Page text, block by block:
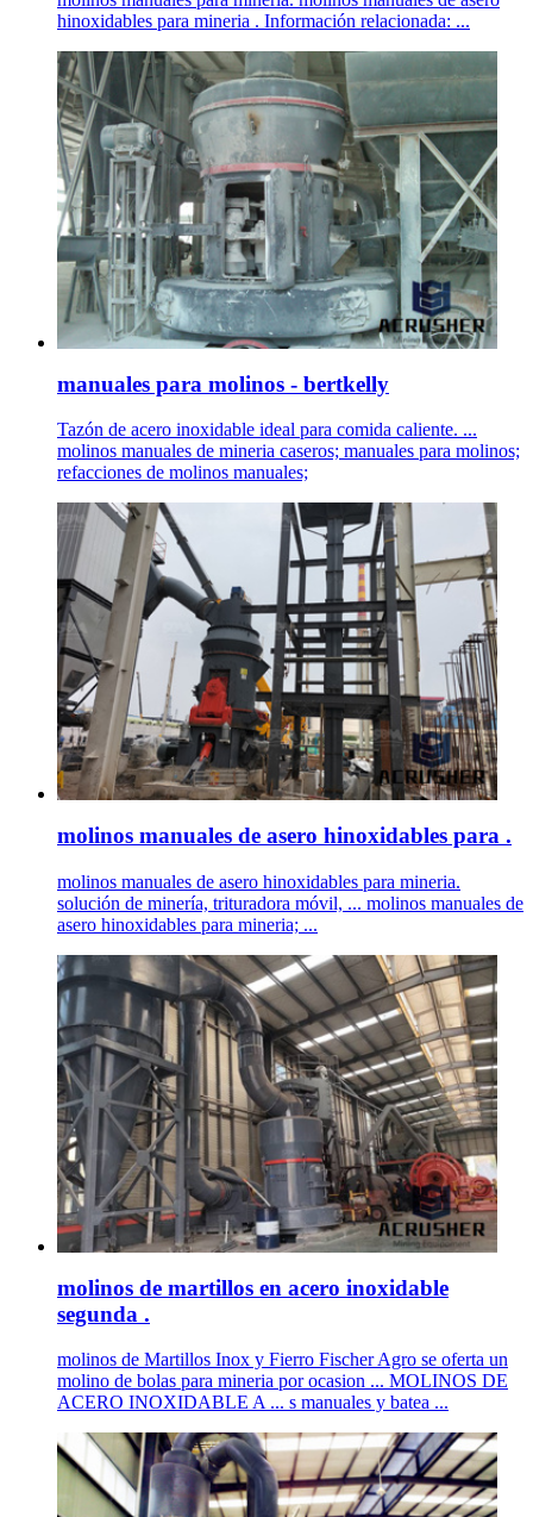
hinoxidables para mineria . Información relacionada: ...
manuales para molinos - bertkelly
Tazón de acero inoxidable ideal para comida caliente. ...
molinos manuales de mineria caseros; manuales para molinos;
refacciones de molinos manuales;
molinos manuales de asero hinoxidables para .
molinos manuales de asero hinoxidables para mineria.
solución de minería, trituradora móvil, ... molinos manuales de
asero hinoxidables para mineria; ...
molinos de martillos en acero inoxidable
segunda .
molinos de Martillos Inox y Fierro Fischer Agro se oferta un
molino de bolas para mineria por ocasion ... MOLINOS DE
ACERO INOXIDABLE A ... s manuales y batea ...